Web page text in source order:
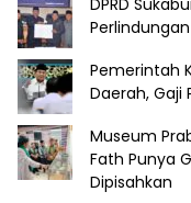
Pemerintah
Daerah, Gaji
Museum
Fath Punya
Dipisahkan